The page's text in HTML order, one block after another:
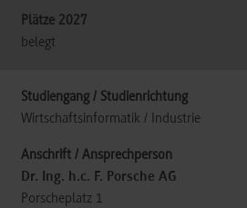
belegt
Wirtschaftsinformatik / Industrie
Dr. Ing. h.c. F. Porsche AG
Porscheplatz 1